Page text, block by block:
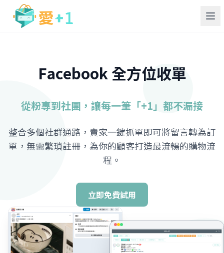
Facebook 全方位收單
從粉專到社團，讓每一筆「+1」都不漏接
整合多個社群通路，賣家一鍵抓單即可將留言轉為訂
單，無需繁瑣註冊，為你的顧客打造最流暢的購物流
程。
立即免費試用